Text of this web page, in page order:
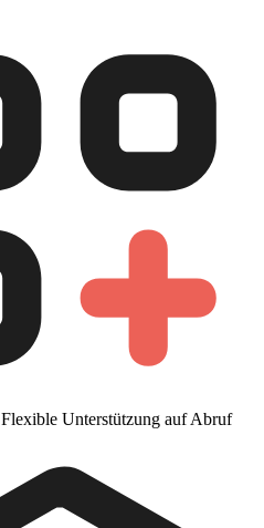
Flexible Unterstützung auf Abruf